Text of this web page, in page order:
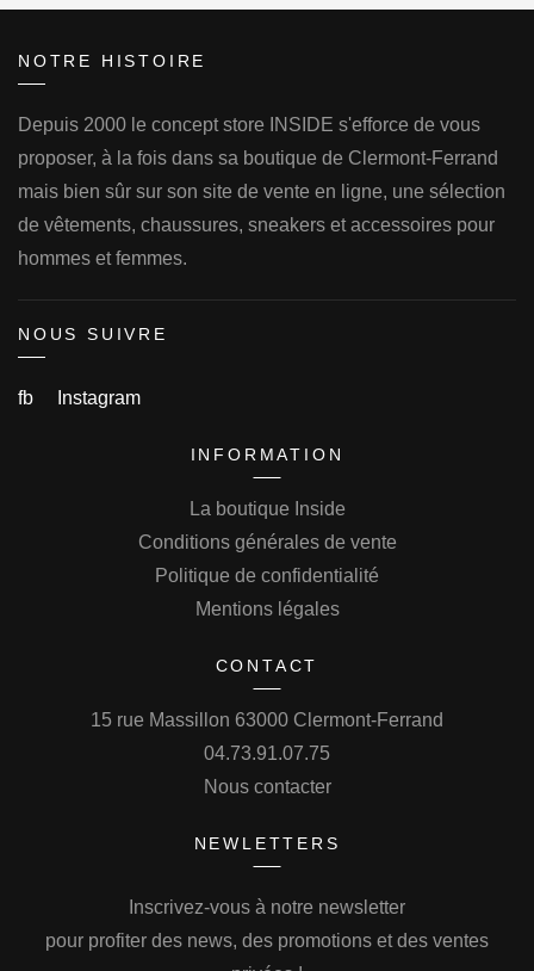
NOTRE HISTOIRE
Depuis 2000 le concept store INSIDE s'efforce de vous
proposer, à la fois dans sa boutique de Clermont-Ferrand
mais bien sûr sur son site de vente en ligne, une sélection
de vêtements, chaussures, sneakers et accessoires pour
hommes et femmes.
NOUS SUIVRE
fb Instagram
INFORMATION
La boutique Inside
Conditions générales de vente
Politique de confidentialité
Mentions légales
CONTACT
15 rue Massillon 63000 Clermont-Ferrand
04.73.91.07.75
Nous contacter
NEWLETTERS
Inscrivez-vous à notre newsletter
pour profiter des news, des promotions et des ventes